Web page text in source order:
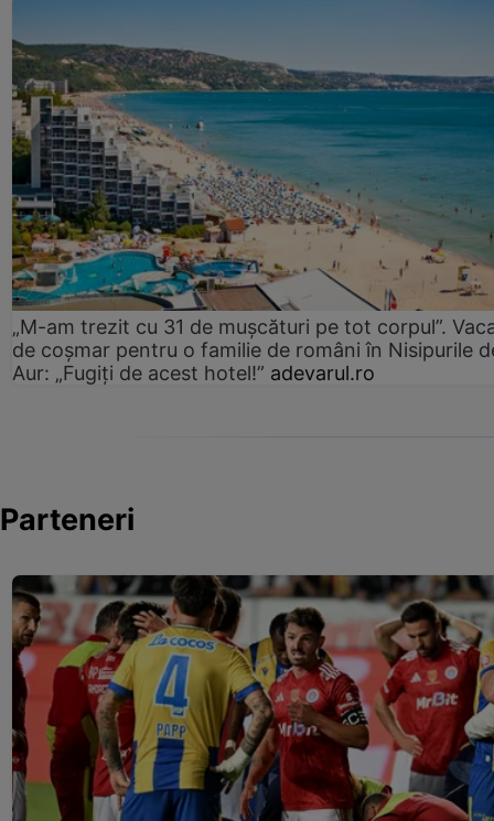
„M-am trezit cu 31 de mușcături pe tot corpul”.
de coșmar pentru o familie de români în Nisipurile
Aur: „Fugiți de acest hotel!” adevarul.ro
Parteneri